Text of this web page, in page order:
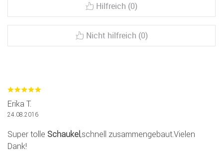
Hilfreich (0)
Nicht hilfreich (0)
Erika T.
24.08.2016
Super tolle Schaukel ,schnell zusammengebaut.Vielen
Dank!